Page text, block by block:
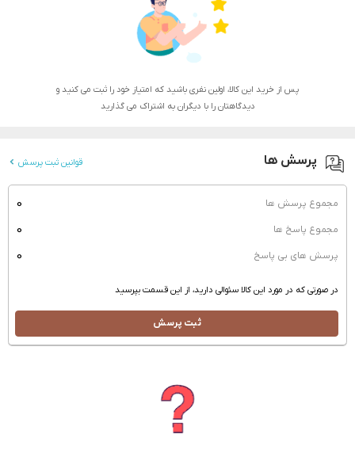
پس از خرید این کالا، اولین نفری باشید که امتیاز خود را ثبت می کنید و
دیدگاهتان را با دیگران به اشتراک می گذارید
پرسش ها قوانین ثبت پرسش
مجموع پرسش ها 0
مجموع پاسخ ها 0
پرسش های بی پاسخ 0
در صورتی که در مورد این کالا سئوالی دارید، از این قسمت بپرسید
ثبت پرسش